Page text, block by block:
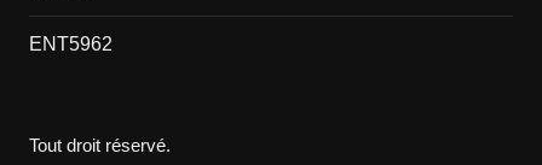
ENT5962
Tout droit réservé.